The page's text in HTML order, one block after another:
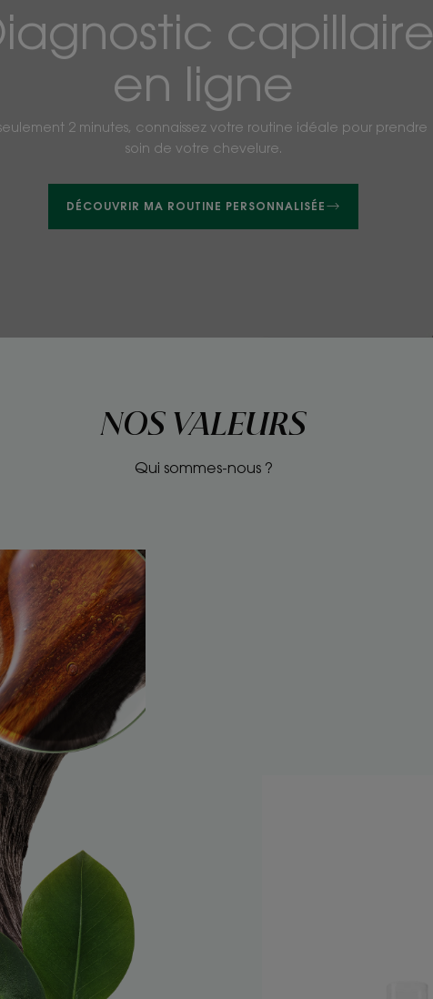
capillaire
en ligne
2 minutes, connaissez votre routine idéale pour prendre
soin de votre chevelure.
DÉCOUVRIR MA ROUTINE PERSONNALISÉE
NOS VALEURS
Qui sommes-nous ?